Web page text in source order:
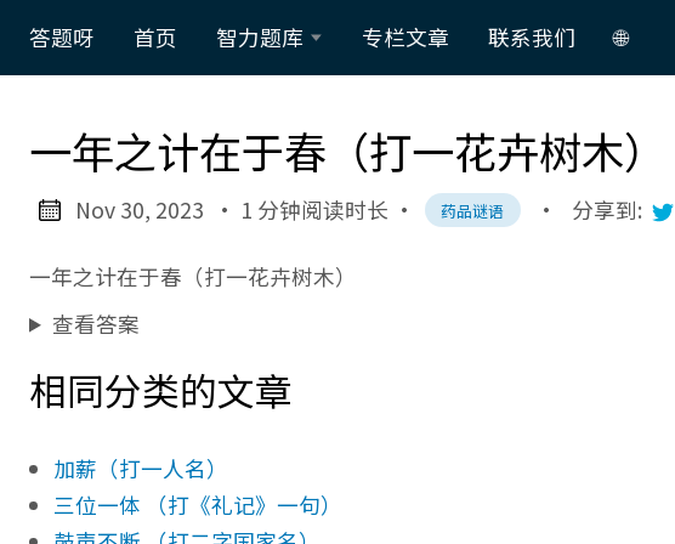
答题呀 首页 智力题库
题
脑筋急转
谜语大全
题
专栏文章 联系我们 🌐
文
English
一年之计在于春（打一花卉树木）
Nov 30, 2023 · 1 分钟阅读时长 · 药品谜语 · 分享到:
一年之计在于春（打一花卉树木）
查看答案
相同分类的文章
加薪（打一人名）
三位一体 （打《礼记》一句）